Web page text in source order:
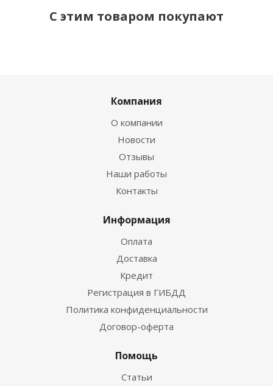
С этим товаром покупают
Компания
О компании
Новости
Отзывы
Наши работы
Контакты
Информация
Оплата
Доставка
Кредит
Регистрация в ГИБДД
Политика конфиденциальности
Договор-оферта
Помощь
Статьи